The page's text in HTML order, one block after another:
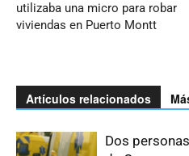
utilizaba una micro para robar
viviendas en Puerto Montt
Artículos relacionados
Dos